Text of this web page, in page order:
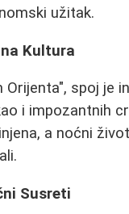
užitak.
Kultura
Orijenta", spoj je
i impozantnih
a noćni
Susreti